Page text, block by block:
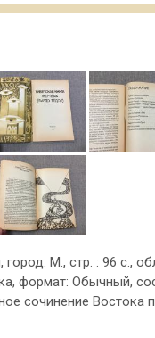
М., стр. : 96 с.,
формат: Обычный,
сочинение Востока